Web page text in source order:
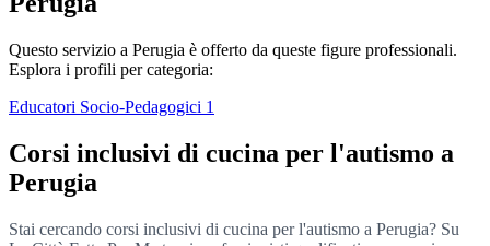
Questo servizio a Perugia è offerto da queste figure professionali.
Esplora i profili per categoria:
Educatori Socio-Pedagogici 1
Corsi inclusivi di cucina per l'autismo a
Perugia
Stai cercando corsi inclusivi di cucina per l'autismo a Perugia? Su